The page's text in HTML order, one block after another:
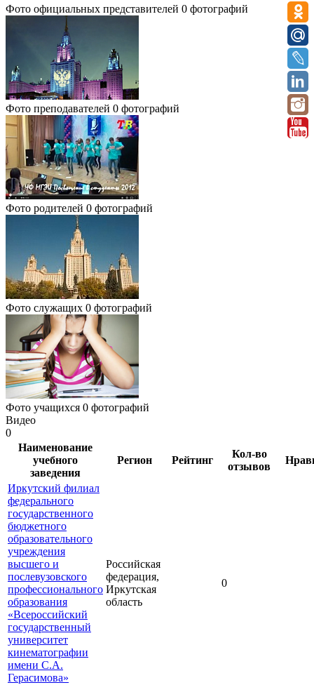
Фото официальных представителей 0 фотографий
Фото преподавателей 0 фотографий
Фото родителей 0 фотографий
Фото служащих 0 фотографий
Фото учащихся 0 фотографий
Видео
0
Наименование
учебного
заведения
Регион Рейтинг
Кол-во
отзывов
Иркутский филиал
федерального
государственного
бюджетного
образовательного
учреждения
высшего и
послевузовского
профессионального
образования
«Всероссийский
государственный
университет
кинематографии
имени С.А.
Герасимова»
Российская
федерация,
Иркутская
область
0